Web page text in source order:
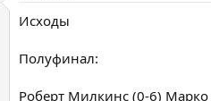
Исходы
Полуфинал:
Роберт Милкинс (0-6)